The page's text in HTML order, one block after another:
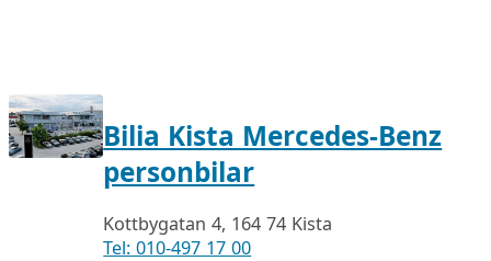
Bilia Kista Mercedes-Benz
personbilar
Kottbygatan 4, 164 74 Kista
Tel: 010-497 17 00